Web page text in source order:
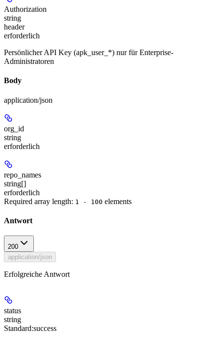
Authorization
string
header
erforderlich
Persönlicher API Key (apk_user_*) nur für Enterprise-
Administratoren
Body
application/json
org_id
string
erforderlich
repo_names
string[]
erforderlich
Required array length: 1 - 100 elements
Antwort
200
application/json
Erfolgreiche Antwort
status
string
Standard:success